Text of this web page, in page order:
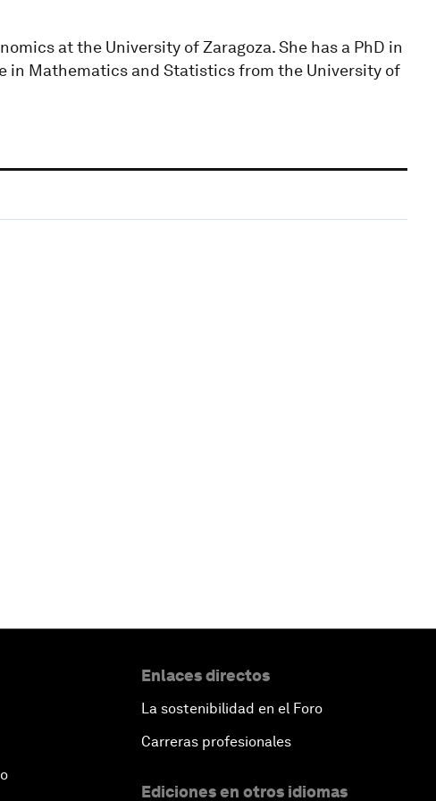
at the University of Zaragoza. She has a PhD in
in Mathematics and Statistics from the University of
Enlaces directos
La sostenibilidad en el Foro
Carreras profesionales
Ediciones en otros idiomas